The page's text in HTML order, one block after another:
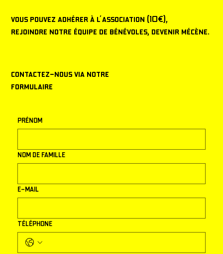
vous pouvez adhérer à l'association (10€),
rejoindre notre équipe de bénévoles, devenir mécène.
contactez-nous via notre
formulaire
PRÉNOM
NOM DE FAMILLE
E-MAIL
TÉLÉPHONE